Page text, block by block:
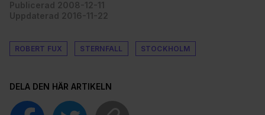
Publicerad 2008-12-11
Uppdaterad 2016-11-22
ROBERT FUX STERNFALL STOCKHOLM
DELA DEN HÄR ARTIKELN